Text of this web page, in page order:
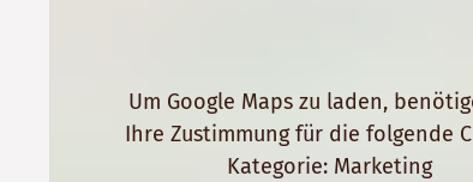
Um Google Maps zu laden,
Ihre Zustimmung für die folgende
Kategorie: Marketing